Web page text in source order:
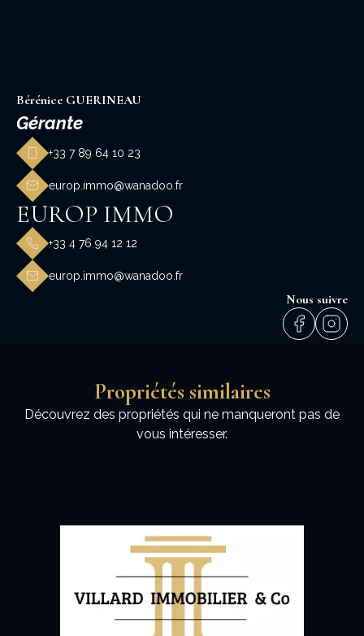
Bérénice GUERINEAU
Gérante
+33 7 89 64 10 23
europ.immo@wanadoo.fr
EUROP IMMO
+33 4 76 94 12 12
europ.immo@wanadoo.fr
Nous suivre
Propriétés similaires
Découvrez des propriétés qui ne manqueront pas de
vous intéresser.